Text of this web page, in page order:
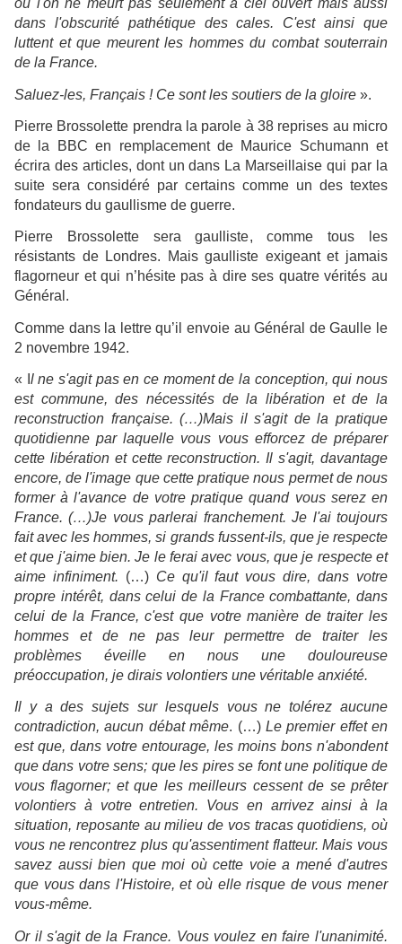
où l'on ne meurt pas seulement à ciel ouvert mais aussi
dans l'obscurité pathétique des cales. C'est ainsi que
luttent et que meurent les hommes du combat souterrain
de la France.
Saluez-les, Français ! Ce sont les soutiers de la gloire ».
Pierre Brossolette prendra la parole à 38 reprises au micro
de la BBC en remplacement de Maurice Schumann et
écrira des articles, dont un dans La Marseillaise qui par la
suite sera considéré par certains comme un des textes
fondateurs du gaullisme de guerre.
Pierre Brossolette sera gaulliste, comme tous les
résistants de Londres. Mais gaulliste exigeant et jamais
flagorneur et qui n’hésite pas à dire ses quatre vérités au
Général.
Comme dans la lettre qu’il envoie au Général de Gaulle le
2 novembre 1942.
« I l ne s'agit pas en ce moment de la conception, qui nous
est commune, des nécessités de la libération et de la
reconstruction française. (…)Mais il s'agit de la pratique
quotidienne par laquelle vous vous efforcez de préparer
cette libération et cette reconstruction. Il s'agit, davantage
encore, de l'image que cette pratique nous permet de nous
former à l'avance de votre pratique quand vous serez en
France. (…)Je vous parlerai franchement. Je l'ai toujours
fait avec les hommes, si grands fussent-ils, que je respecte
et que j'aime bien. Je le ferai avec vous, que je respecte et
aime infiniment. (…) Ce qu'il faut vous dire, dans votre
propre intérêt, dans celui de la France combattante, dans
celui de la France, c'est que votre manière de traiter les
hommes et de ne pas leur permettre de traiter les
problèmes éveille en nous une douloureuse
préoccupation, je dirais volontiers une véritable anxiété.
Il y a des sujets sur lesquels vous ne tolérez aucune
contradiction, aucun débat même. (…) Le premier effet en
est que, dans votre entourage, les moins bons n'abondent
que dans votre sens; que les pires se font une politique de
vous flagorner; et que les meilleurs cessent de se prêter
volontiers à votre entretien. Vous en arrivez ainsi à la
situation, reposante au milieu de vos tracas quotidiens, où
vous ne rencontrez plus qu'assentiment flatteur. Mais vous
savez aussi bien que moi où cette voie a mené d'autres
que vous dans l'Histoire, et où elle risque de vous mener
vous-même.
Or il s'agit de la France. Vous voulez en faire l'unanimité.